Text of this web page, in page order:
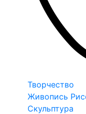
Творчество
Живопись
Скульптура